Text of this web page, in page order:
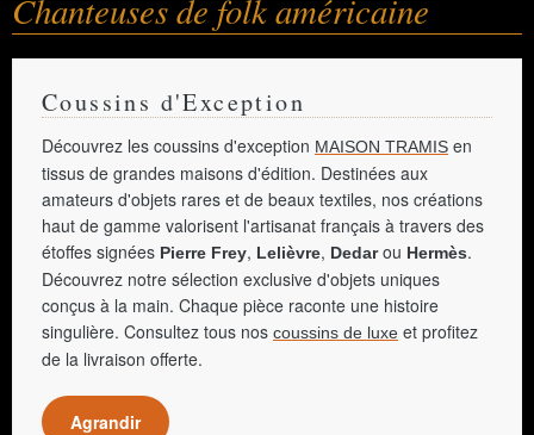
Chanteuses de folk américaine
Coussins d'Exception
Découvrez les coussins d'exception MAISON TRAMIS en
tissus de grandes maisons d'édition. Destinées aux
amateurs d'objets rares et de beaux textiles, nos créations
haut de gamme valorisent l'artisanat français à travers des
étoffes signées Pierre Frey, Lelièvre, Dedarou Hermès.
Découvrez notre sélection exclusive d'objets uniques
conçus à la main. Chaque pièce raconte une histoire
singulière. Consultez tous nos coussins de luxe et profitez
de la livraison offerte.
Agrandir